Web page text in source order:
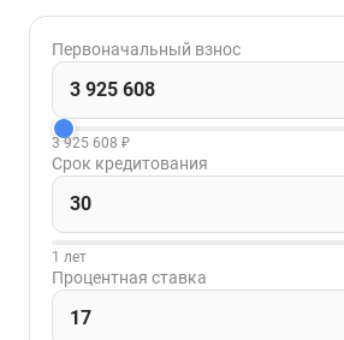
Первоначальный взнос
3 925 608 ₽
Срок кредитования
1 лет
Процентная ставка